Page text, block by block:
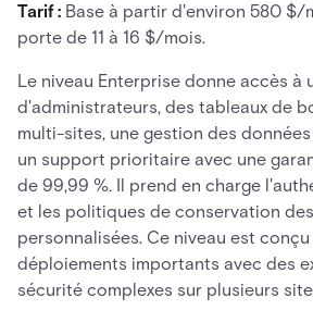
Tarif : Base à partir d'environ 580 $/
porte de 11 à 16 $/mois.
Le niveau Enterprise donne accès à
d'administrateurs, des tableaux de
multi-sites, une gestion des
un support prioritaire avec une
de 99,99 %. Il prend en charge
et les politiques de conservation
personnalisées. Ce niveau est
déploiements importants avec des
sécurité complexes sur plusieurs